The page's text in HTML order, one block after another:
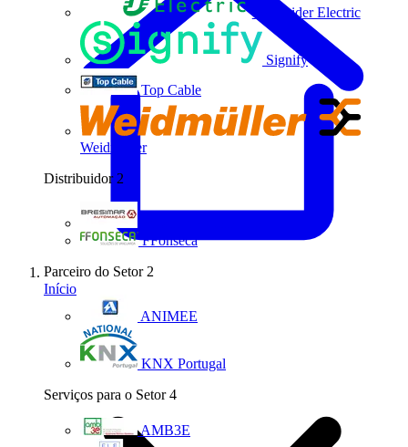
Schneider Electric
Signify
Top Cable
Weidmüller
Distribuidor 2
FFonseca
Parceiro do Setor 2
ANIMEE
KNX Portugal
Serviços para o Setor 4
AMB3E
Início